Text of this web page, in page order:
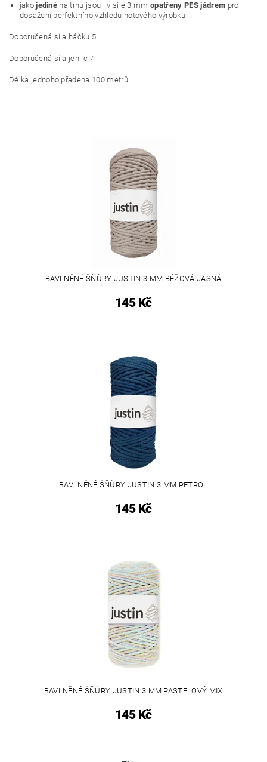
jakojediné na trhu jsou i v síle 3 mmopatřeny PES jádrem pro
dosažení perfektního vzhledu hotového výrobku
Doporučená síla háčku 5
Doporučená síla jehlic 7
Délka jednoho přadena 100 metrů
BAVLNĚNÉ ŠŇŮRY JUSTIN 3 MM BÉŽOVÁ JASNÁ
145 Kč
BAVLNĚNÉ ŠŇŮRY JUSTIN 3 MM PETROL
145 Kč
BAVLNĚNÉ ŠŇŮRY JUSTIN 3 MM PASTELOVÝ MIX
145 Kč